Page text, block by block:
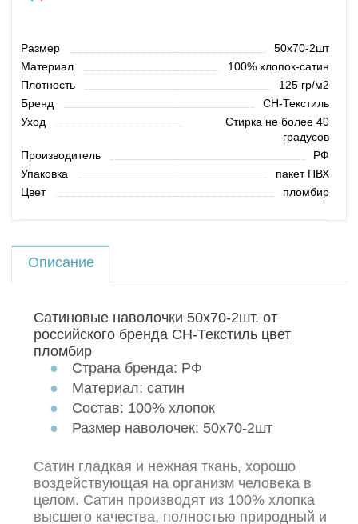
Размер
50х70-2шт
Материал
100% хлопок-сатин
Плотность
125 гр/м2
Бренд
СН-Текстиль
Уход
Стирка не более 40
градусов
Производитель
РФ
Упаковка
пакет ПВХ
Цвет
пломбир
Описание
Сатиновые наволочки 50х70-2шт. от
российского бренда СН-Текстиль цвет
пломбир
Страна бренда: РФ
Материал: сатин
Состав: 100% хлопок
Размер наволочек: 50х70-2шт
Сатин гладкая и нежная ткань, хорошо
воздействующая на организм человека в
целом. Сатин производят из 100% хлопка
высшего качества, полностью природный и